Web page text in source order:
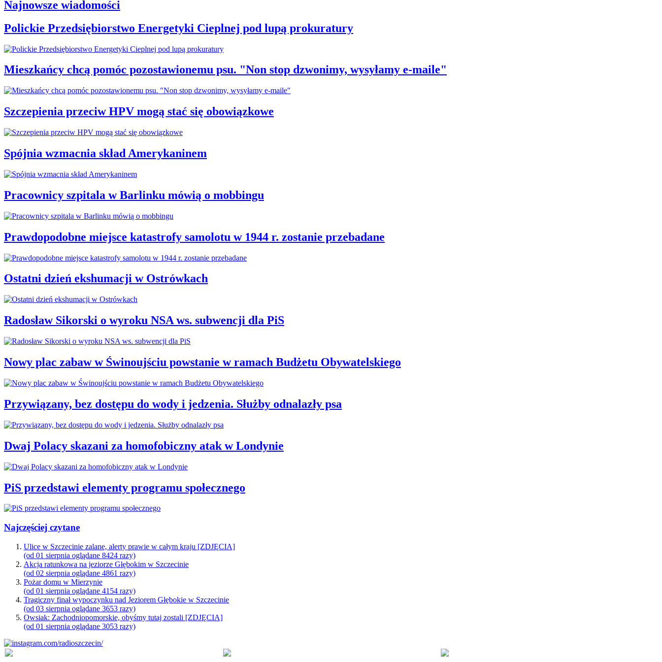
Najnowsze wiadomości
Polickie Przedsiębiorstwo Energetyki Cieplnej pod lupą prokuratury
Mieszkańcy chcą pomóc pozostawionemu psu. "Non stop dzwonimy, wysyłamy e-maile"
Szczepienia przeciw HPV mogą stać się obowiązkowe
Spójnia wzmacnia skład Amerykaninem
Pracownicy szpitala w Barlinku mówią o mobbingu
Prawdopodobne miejsce katastrofy samolotu w 1944 r. zostanie przebadane
Ostatni dzień ekshumacji w Ostrówkach
Radosław Sikorski o wyroku NSA ws. subwencji dla PiS
Nowy plac zabaw w Świnoujściu powstanie w ramach Budżetu Obywatelskiego
Przywiązany, bez dostępu do wody i jedzenia. Służby odnalazły psa
Dwaj Polacy skazani za homofobiczny atak w Londynie
PiS przedstawi elementy programu społecznego
Najczęściej czytane
Ulice w Szczecinie zalane, alerty prawie w całym kraju [ZDJĘCIA]
(od 01 sierpnia oglądane 8424 razy)
Akcja ratunkowa na jeziorze Głębokim w Szczecinie
(od 02 sierpnia oglądane 4861 razy)
Pożar domu w Mierzynie
(od 01 sierpnia oglądane 4154 razy)
Tragiczny finał wypoczynku nad Jeziorem Głębokie w Szczecinie
(od 03 sierpnia oglądane 3653 razy)
Owsiak: Zachodniopomorskie, obyśmy tutaj zostali [ZDJĘCIA]
(od 01 sierpnia oglądane 3053 razy)